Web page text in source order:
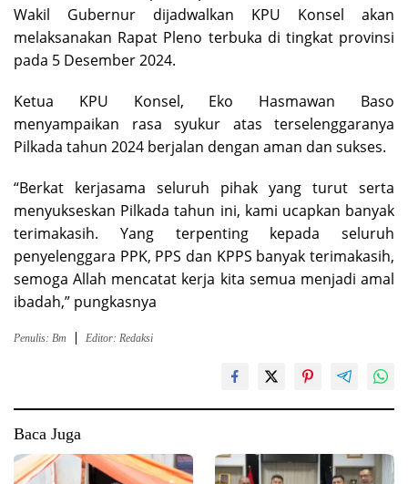
Wakil Gubernur dijadwalkan KPU Konsel akan
melaksanakan Rapat Pleno terbuka di tingkat provinsi
pada 5 Desember 2024.
Ketua KPU Konsel, Eko Hasmawan Baso
menyampaikan rasa syukur atas terselenggaranya
Pilkada tahun 2024 berjalan dengan aman dan sukses.
“Berkat kerjasama seluruh pihak yang turut serta
menyukseskan Pilkada tahun ini, kami ucapkan banyak
terimakasih. Yang terpenting kepada seluruh
penyelenggara PPK, PPS dan KPPS banyak terimakasih,
semoga Allah mencatat kerja kita semua menjadi amal
ibadah,” pungkasnya
Penulis: Bm Editor: Redaksi
Baca Juga